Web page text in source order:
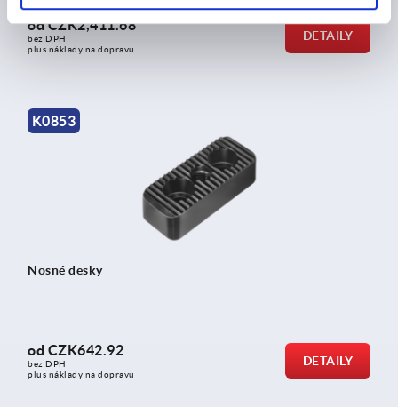
odCZK2,411.68
bez DPH
plus náklady na dopravu
DETAILY
K0853
Nosné desky
od CZK642.92
bez DPH
plus náklady na dopravu
DETAILY